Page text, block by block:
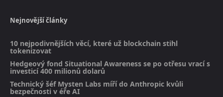
Nejnovější články
10 nejpodivnějších věcí, které už blockchain stihl
tokenizovat
Hedgeový fond Situational Awareness se po otřesu vrací s
investicí 400 milionů dolarů
Technický šéf Mysten Labs míří do Anthropic kvůli
bezpečnosti v éře AI